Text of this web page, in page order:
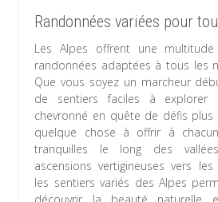
Randonnées variées pour
Les Alpes offrent une
randonnées adaptées à tous les
Que vous soyez un marcheur
de sentiers faciles à explorer
chevronné en quête de défis
quelque chose à offrir à
tranquilles le long des
ascensions vertigineuses vers
les sentiers variés des Alpes
découvrir la beauté naturelle